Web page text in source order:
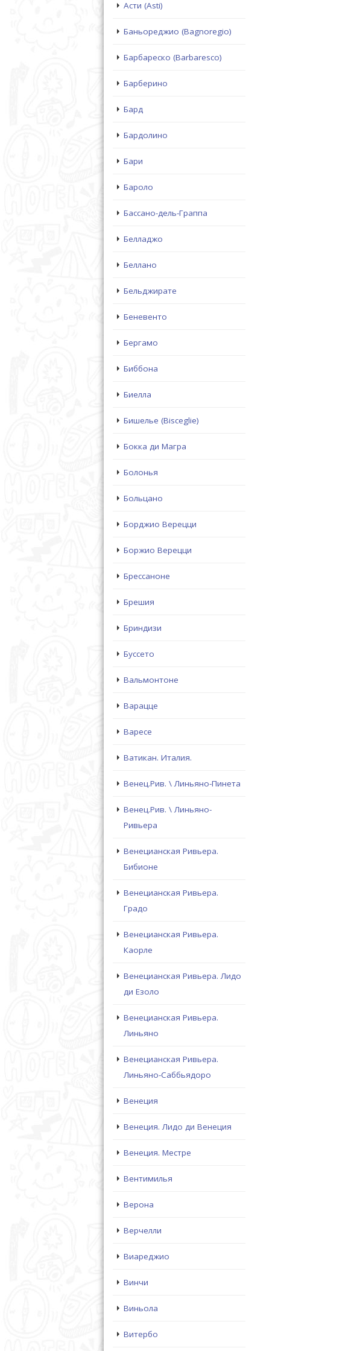
Асти (Asti)
Баньореджио (Bagnoregio)
Барбареско (Barbaresco)
Барберино
Бард
Бардолино
Бари
Бароло
Бассано-дель-Граппа
Белладжо
Беллано
Бельджирате
Беневенто
Бергамо
Биббона
Биелла
Бишелье (Bisceglie)
Бокка ди Магра
Болонья
Больцано
Борджио Верецци
Боржио Верецци
Брессаноне
Брешия
Бриндизи
Буссето
Вальмонтоне
Варацце
Варесе
Ватикан. Италия.
Венец.Рив. \ Линьяно-Пинета
Венец.Рив. \ Линьяно-
Ривьера
Венецианская Ривьера.
Бибионе
Венецианская Ривьера.
Градо
Венецианская Ривьера.
Каорле
Венецианская Ривьера. Лидо
ди Езоло
Венецианская Ривьера.
Линьяно
Венецианская Ривьера.
Линьяно-Саббьядоро
Венеция
Венеция. Лидо ди Венеция
Венеция. Местре
Вентимилья
Верона
Верчелли
Виареджио
Винчи
Виньола
Витербо